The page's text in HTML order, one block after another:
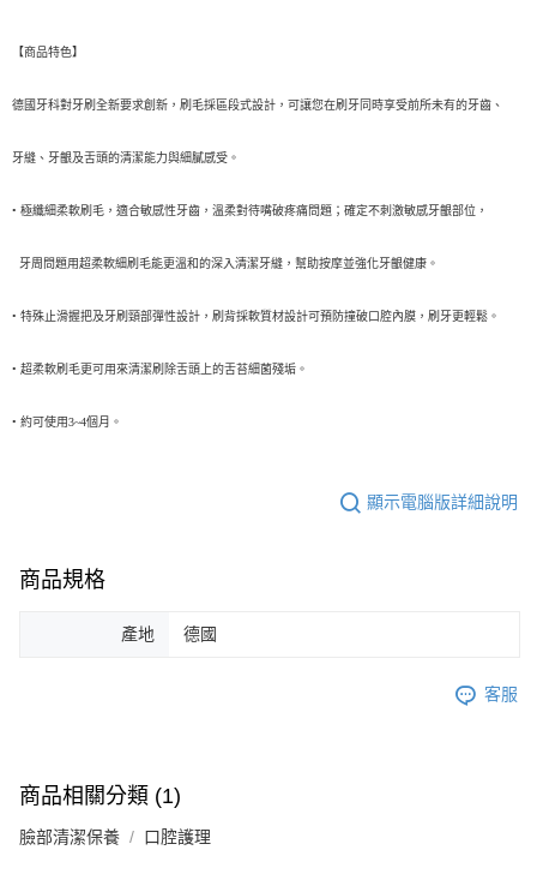
「AFTEE先享後付」，若未經同意申辦者引起之損失，本公司不負相關責
４．使用「AFTEE先享後付」時，將依據個別帳號之用戶狀況，依本公司即
５．嚴禁一人註冊多個帳號或使用他人資訊註冊。若發現惡意使用之情形，
【商品特色】
德國牙科對牙刷全新要求創新，刷毛採區段式設計，可讓您在刷牙同時享受前所未有的牙齒、
牙縫、牙齦及舌頭的清潔能力與細膩感受。
• 極纖細柔軟刷毛，適合敏感性牙齒，溫柔對待嘴破疼痛問題；確定不刺激敏感牙齦部位，
牙周問題用超柔軟細刷毛能更溫和的深入清潔牙縫，幫助按摩並強化牙齦健康。
• 特殊止滑握把及牙刷頸部彈性設計，刷背採軟質材設計可預防撞破口腔內膜，刷牙更輕鬆。
• 超柔軟刷毛更可用來清潔刷除舌頭上的舌苔細菌殘垢。
• 約可使用3~4個月。
顯示電腦版詳細說明
商品規格
產地 德國
客服
商品相關分類 (1)
臉部清潔保養 口腔護理